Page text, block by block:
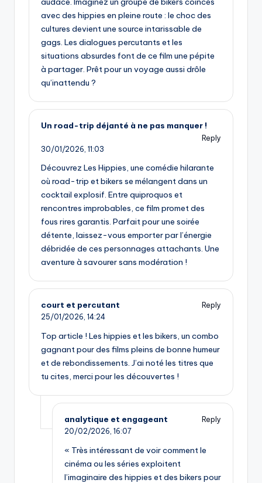
avec des hippies en pleine route : le choc des
cultures devient une source intarissable de
gags. Les dialogues percutants et les
situations absurdes font de ce film une pépite
à partager. Prêt pour un voyage aussi drôle
qu’inattendu ?
Un road-trip déjanté à ne pas manquer !
Reply
30/01/2026, 11:03
Découvrez Les Hippies, une comédie hilarante
où road-trip et bikers se mélangent dans un
cocktail explosif. Entre quiproquos et
rencontres improbables, ce film promet des
fous rires garantis. Parfait pour une soirée
détente, laissez-vous emporter par l’énergie
débridée de ces personnages attachants. Une
aventure à savourer sans modération !
court et percutant
Reply
25/01/2026, 14:24
Top article ! Les hippies et les bikers, un combo
gagnant pour des films pleins de bonne humeur
et de rebondissements. J’ai noté les titres que
tu cites, merci pour les découvertes !
analytique et engageant
Reply
20/02/2026, 16:07
« Très intéressant de voir comment le
cinéma ou les séries exploitent
l’imaginaire des hippies et des bikers pour